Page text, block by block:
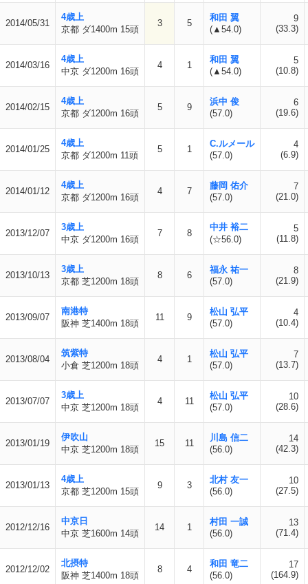
2014/05/31
4歳上
京都 ダ1400m 15頭
3 5
和田 翼
(▲54.0)
9
(33.3)
2014/03/16
4歳上
中京 ダ1200m 16頭
4 1
和田 翼
(▲54.0)
5
(10.8)
2014/02/15
4歳上
京都 ダ1200m 16頭
5 9
浜中 俊
(57.0)
6
(19.6)
2014/01/25
4歳上
京都 ダ1200m 11頭
5 1
C.ルメール
(57.0)
4
(6.9)
2014/01/12
4歳上
京都 ダ1200m 16頭
4 7
藤岡 佑介
(57.0)
7
(21.0)
2013/12/07
3歳上
中京 ダ1200m 16頭
7 8
中井 裕二
(☆56.0)
5
(11.8)
2013/10/13
3歳上
京都 芝1200m 18頭
8 6
福永 祐一
(57.0)
8
(21.9)
2013/09/07
南港特
阪神 芝1400m 18頭
11 9
松山 弘平
(57.0)
4
(10.4)
2013/08/04
筑紫特
小倉 芝1200m 18頭
4 1
松山 弘平
(57.0)
7
(13.7)
2013/07/07
3歳上
中京 芝1200m 18頭
4 11
松山 弘平
(57.0)
10
(28.6)
2013/01/19
伊吹山
中京 芝1200m 18頭
15 11
川島 信二
(56.0)
14
(42.3)
2013/01/13
4歳上
京都 芝1200m 15頭
9 3
北村 友一
(56.0)
10
(27.5)
2012/12/16
中京日
中京 芝1600m 14頭
14 1
村田 一誠
(56.0)
13
(71.4)
2012/12/02
北摂特
阪神 芝1400m 18頭
8 4
和田 竜二
(56.0)
17
(164.9)